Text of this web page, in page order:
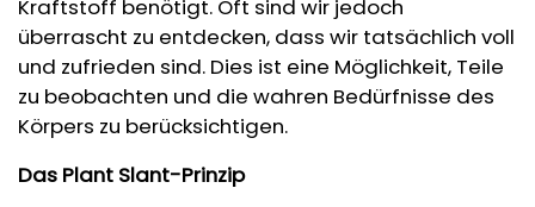
Kraftstoff benötigt. Oft sind wir jedoch
überrascht zu entdecken, dass wir tatsächlich voll
und zufrieden sind. Dies ist eine Möglichkeit, Teile
zu beobachten und die wahren Bedürfnisse des
Körpers zu berücksichtigen.
Das Plant Slant-Prinzip